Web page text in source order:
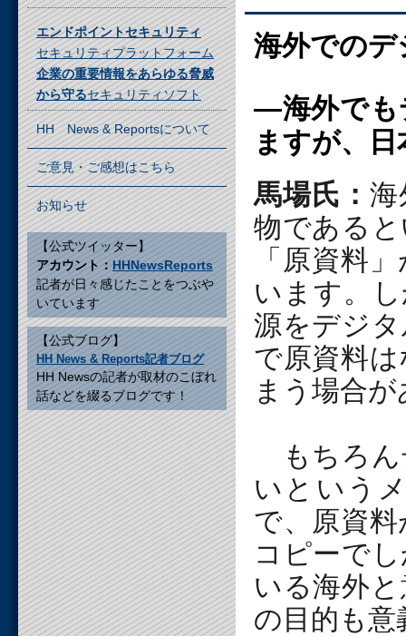
エンドポイントセキュリティ
セキュリティプラットフォーム
企業の重要情報をあらゆる脅威
から守るセキュリティソフト
HH News & Reportsについて
ご意見・ご感想はこちら
お知らせ
【公式ツイッター】
アカウント： HHNewsReports
記者が日々感じたことをつぶや
いています
【公式ブログ】
HH News & Reports記者ブログ
HH Newsの記者が取材のこぼれ
話などを綴るブログです！
海外での
―海外でも
ますが、
馬場氏： 海
物である
「原資料
います。
源をデジ
で原資料
まう場合
もちろん
いという
で、原資
コピーで
いる海外
の目的も